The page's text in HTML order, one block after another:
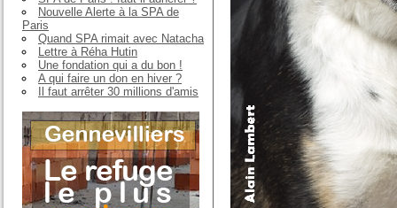
Nouvelle Alerte à la SPA de
Paris
Quand SPA rimait avec Natacha
Lettre à Réha Hutin
Une fondation qui a du bon !
A qui faire un don en hiver ?
Il faut arrêter 30 millions d'amis